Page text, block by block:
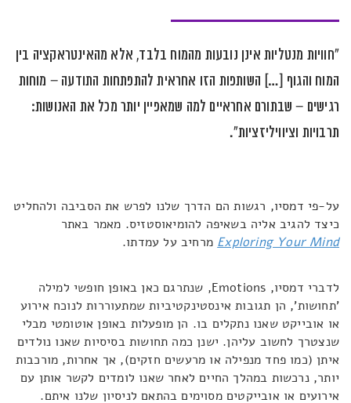
"חוויות מנטליות אינן נובעות מהמוח בלבד, אלא מהאינטראקציה בין
המוח והגוף […] השותפות הזו אחראית להתפתחות התודעה – מוחות
רגישים – שבתורם אחראיים למה שמאפיין יותר מכל את האנושות:
תרבויות וציוויליזציות".
על-פי דמסיו, רגשות הם הדרך שלנו לפרש את הסביבה ולהחליט
כיצד להגיב אליה בשאיפה להומיאוסטזיס. מאמר באתר
Exploring Your Mind מרחיב על עמדתו.
לדברי דמסיו, Emotions, שנתרגם כאן באופן חופשי למילה
'תחושות', הן תגובות אינסטינקטיביות שמתעוררות לנוכח אירוע
או אובייקט שאנו נתקלים בו. הן מופעלות באופן אוטומטי מבלי
שנצטרך לחשוב עליהן. ישנן כמה תחושות בסיסיות שאנו נולדים
איתן (כמו פחד מנפילה או מרעשים חזקים), אך אחרות, מורכבות
יותר, נרכשות במהלך החיים לאחר שאנו לומדים לקשר אותן עם
אירועים או אובייקטים מסוימים בהתאם לניסיון שלנו איתם.